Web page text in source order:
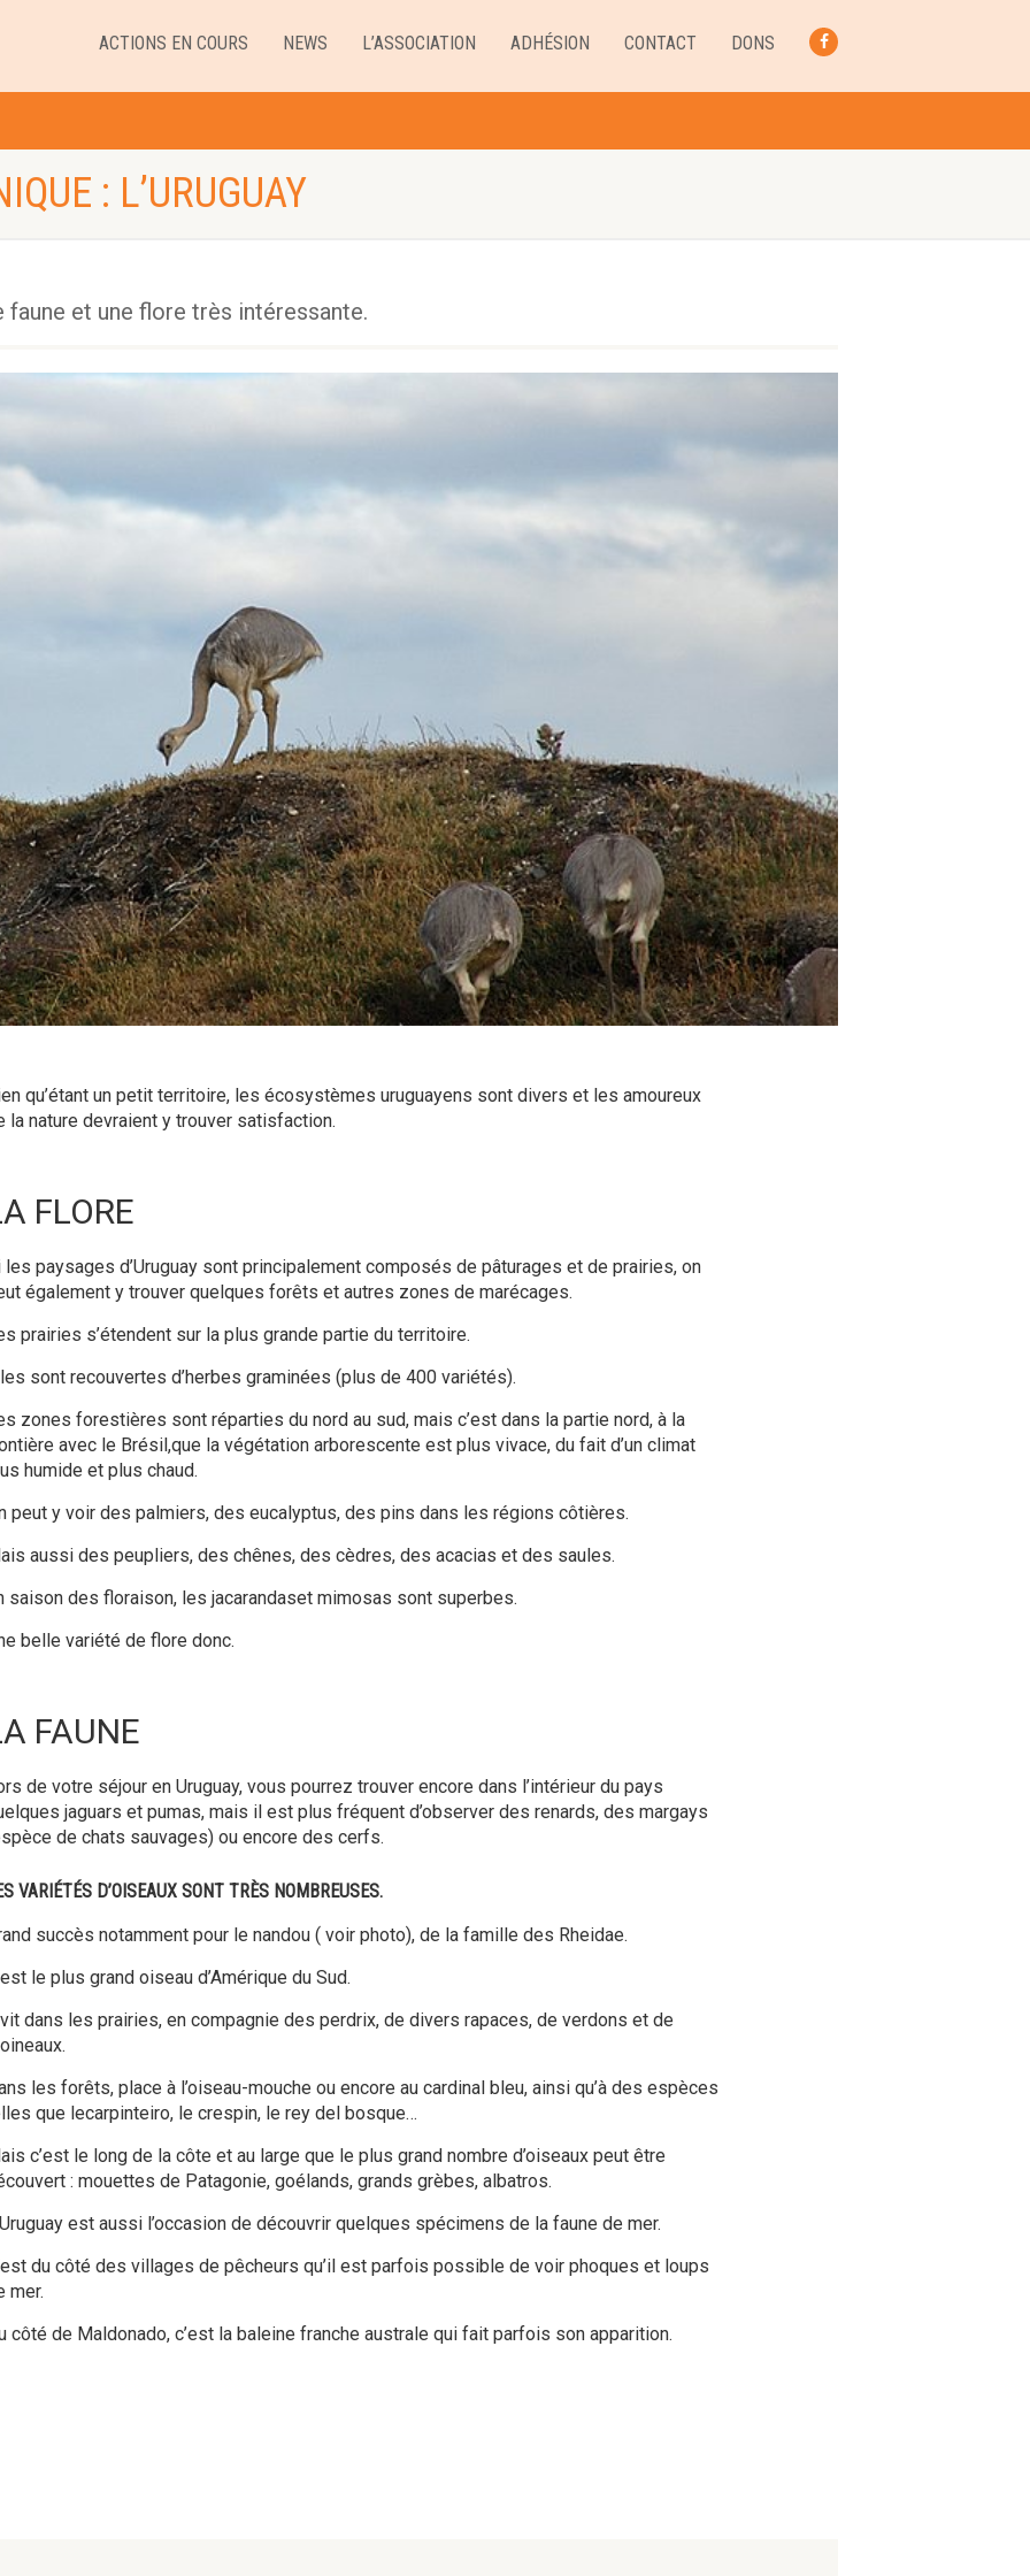
ACTIONS EN COURS NEWS L’ASSOCIATION ADHÉSION CONTACT DONS
: L’URUGUAY
faune et une flore très intéressante.
qu’étant un petit territoire, les écosystèmes uruguayens sont divers et les amoureux
la nature devraient y trouver satisfaction.
FLORE
les paysages d’Uruguay sont principalement composés de pâturages et de prairies, on
également y trouver quelques forêts et autres zones de marécages.
prairies s’étendent sur la plus grande partie du territoire.
sont recouvertes d’herbes graminées (plus de 400 variétés).
zones forestières sont réparties du nord au sud, mais c’est dans la partie nord, à la
avec le Brésil,que la végétation arborescente est plus vivace, du fait d’un climat
humide et plus chaud.
peut y voir des palmiers, des eucalyptus, des pins dans les régions côtières.
aussi des peupliers, des chênes, des cèdres, des acacias et des saules.
saison des floraison, les jacarandaset mimosas sont superbes.
belle variété de flore donc.
FAUNE
de votre séjour en Uruguay, vous pourrez trouver encore dans l’intérieur du pays
jaguars et pumas, mais il est plus fréquent d’observer des renards, des margays
de chats sauvages) ou encore des cerfs.
VARIÉTÉS D’OISEAUX SONT TRÈS NOMBREUSES.
succès notamment pour le nandou ( voir photo), de la famille des Rheidae.
le plus grand oiseau d’Amérique du Sud.
dans les prairies, en compagnie des perdrix, de divers rapaces, de verdons et de
les forêts, place à l’oiseau-mouche ou encore au cardinal bleu, ainsi qu’à des espèces
que lecarpinteiro, le crespin, le rey del bosque…
c’est le long de la côte et au large que le plus grand nombre d’oiseaux peut être
: mouettes de Patagonie, goélands, grands grèbes, albatros.
est aussi l’occasion de découvrir quelques spécimens de la faune de mer.
du côté des villages de pêcheurs qu’il est parfois possible de voir phoques et loups
mer.
côté de Maldonado, c’est la baleine franche australe qui fait parfois son apparition.